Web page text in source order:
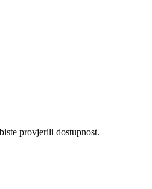
provjerili dostupnost.